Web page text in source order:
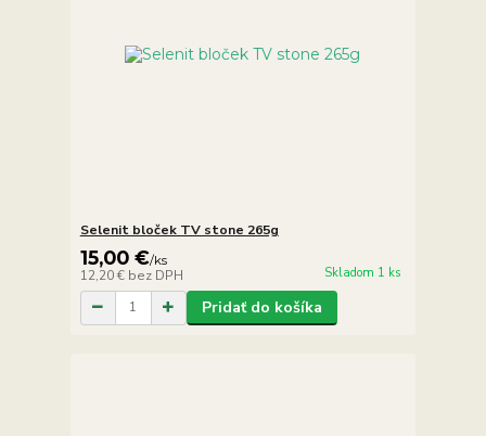
Selenit bloček TV stone 265g
15,00 €/ks
12,20 € bez DPH Skladom 1 ks
Pridať do košíka